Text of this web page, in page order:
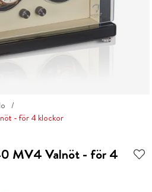
- för 4 klockor
MV4 Valnöt - för 4